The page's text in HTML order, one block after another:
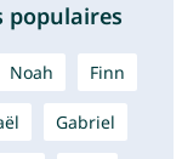
populaires
Noah Finn
Gabriel